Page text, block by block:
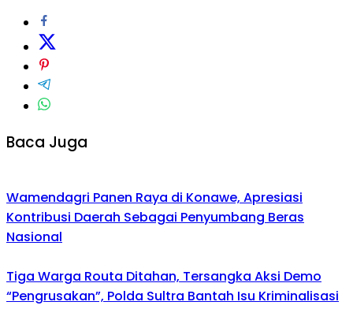
Baca Juga
Wamendagri Panen Raya di Konawe, Apresiasi
Kontribusi Daerah Sebagai Penyumbang Beras
Nasional
Tiga Warga Routa Ditahan, Tersangka Aksi Demo
“Pengrusakan”, Polda Sultra Bantah Isu Kriminalisasi